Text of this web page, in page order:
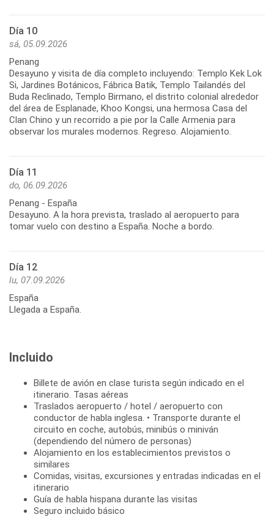
Día 10
sá, 05.09.2026
Penang
Desayuno y visita de día completo incluyendo: Templo Kek Lok
Si, Jardines Botánicos, Fábrica Batik, Templo Tailandés del
Buda Reclinado, Templo Birmano, el distrito colonial alrededor
del área de Esplanade, Khoo Kongsi, una hermosa Casa del
Clan Chino y un recorrido a pie por la Calle Armenia para
observar los murales modernos. Regreso. Alojamiento.
Día 11
do, 06.09.2026
Penang - España
Desayuno. A la hora prevista, traslado al aeropuerto para
tomar vuelo con destino a España. Noche a bordo.
Día 12
lu, 07.09.2026
España
Llegada a España.
Incluido
Billete de avión en clase turista según indicado en el
itinerario. Tasas aéreas
Traslados aeropuerto / hotel / aeropuerto con
conductor de habla inglesa. • Transporte durante el
circuito en coche, autobús, minibús o miniván
(dependiendo del número de personas)
Alojamiento en los establecimientos previstos o
similares
Comidas, visitas, excursiones y entradas indicadas en el
itinerario
Guía de habla hispana durante las visitas
Seguro incluido básico